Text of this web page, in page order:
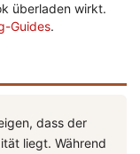
überladen wirkt.
Guides.
dass der
liegt. Während